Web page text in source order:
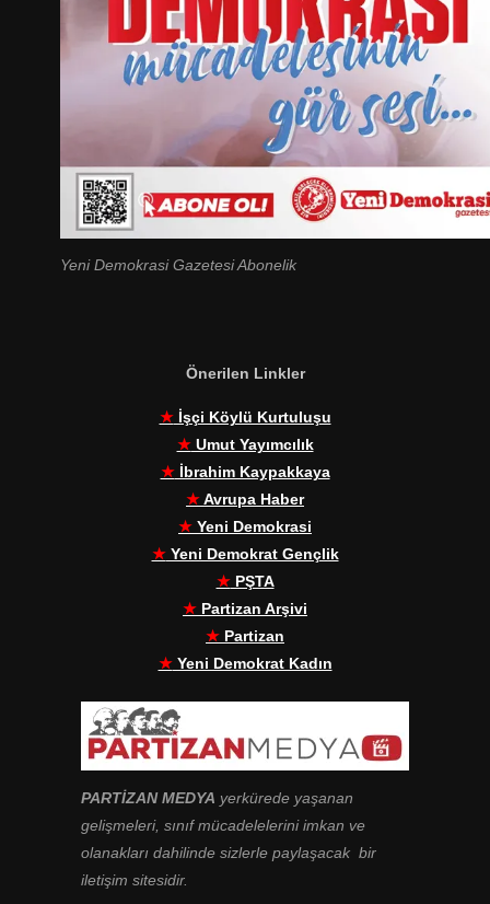
Yeni Demokrasi Gazetesi Abonelik
Önerilen Linkler
★İşçi Köylü Kurtuluşu
★Umut Yayımcılık
★İbrahim Kaypakkaya
★Avrupa Haber
★ Yeni Demokrasi
★Yeni Demokrat Gençlik
★PŞTA
★ Partizan Arşivi
★ Partizan
★Yeni Demokrat Kadın
PARTİZAN MEDYA yerkürede yaşanan
gelişmeleri, sınıf mücadelelerini imkan ve
olanakları dahilinde sizlerle paylaşacak bir
iletişim sitesidir.